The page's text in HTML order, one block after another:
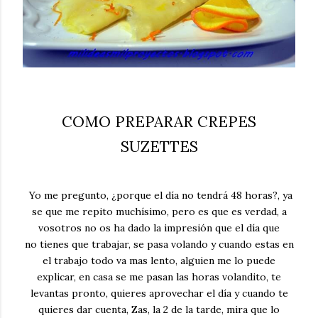
COMO PREPARAR CREPES
SUZETTES
Yo me pregunto, ¿porque el día no tendrá 48 horas?, ya
se que me repito muchísimo, pero es que es verdad, a
vosotros no os ha dado la impresión que el día que
no tienes que trabajar, se pasa volando y cuando estas en
el trabajo todo va mas lento, alguien me lo puede
explicar, en casa se me pasan las horas volandito, te
levantas pronto, quieres aprovechar el día y cuando te
quieres dar cuenta, Zas, la 2 de la tarde, mira que lo